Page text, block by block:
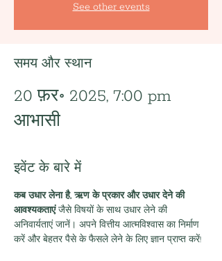
See other events
समय और स्थान
20 फ़र॰ 2025, 7:00 pm
आभासी
इवेंट के बारे में
कब उधार लेना है, ऋण के प्रकार और उधार देने की
आवश्यकताएं जैसे विषयों के साथ उधार लेने की
अनिवार्यताएं जानें। अपने वित्तीय आत्मविश्वास का निर्माण
करें और बेहतर पैसे के फैसले लेने के लिए ज्ञान प्राप्त करें!